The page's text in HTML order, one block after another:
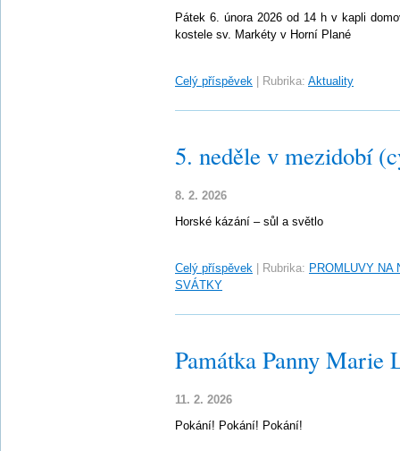
Pátek 6. února 2026 od 14 h v kapli
kostele sv. Markéty v Horní Plané
Celý příspěvek Rubrika: Aktuality
5. neděle v mezidobí
8. 2. 2026
Horské kázání – sůl a světlo
Celý příspěvek Rubrika: PROMLUVY NA
SVÁTKY
Památka Panny Marie
11. 2. 2026
Pokání! Pokání! Pokání!